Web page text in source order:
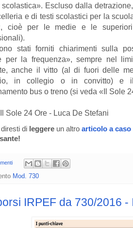
scolastica». Escluso dalla
e di testi scolastici per la
cioè per le medie e le
stati forniti chiarimenti sulla
per la frequenza», sempre nel
anche il vitto (al di fuori delle
in collegio o in convitto) e
bus o treno (si veda «Il Sole
Sole 24 Ore - Luca De Stefani
di leggere un altro articolo a caso
Mod. 730
IRPEF da 730/2016 -